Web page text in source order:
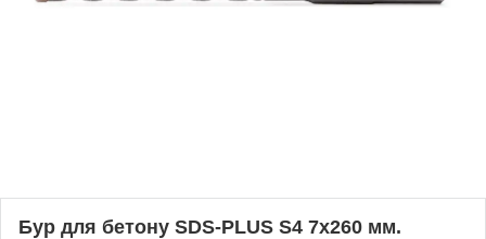
Бур для бетону SDS-PLUS S4 7x260 мм.